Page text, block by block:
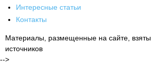
Интересные статьи
Контакты
Материалы, размещенные на сайте, взяты
источников
-->